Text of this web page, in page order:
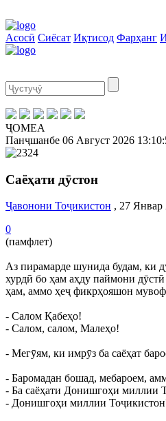
Асосӣ Сиёсат Иқтисод Фарҳанг
ҶОМЕА
Панҷшанбе 06 Август 2026
Саёҳати дӯстон
Ҷавонони Тоҷикистон , 27 Январ
0
(памфлет)
Аз пирамарде шунида будам, ки
хурдӣ бо ҳам аҳду паймони
ҳам, аммо ҳеҷ фикрҳояшон
- Салом Қабеҳо!
- Салом, салом, Малеҳо!
- Мегӯям, ки имрӯз ба саёҳат
- Баромадан бошад, мебароем,
- Ба саёҳати Донишгоҳи миллии
- Донишгоҳи миллии